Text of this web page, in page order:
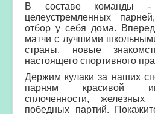
В составе команды
целеустремленных
отбор у себя дома.
матчи с лучшими
страны, новые
настоящего спортивного
Держим кулаки за наших
парням красивой
сплоченности,
победных партий.